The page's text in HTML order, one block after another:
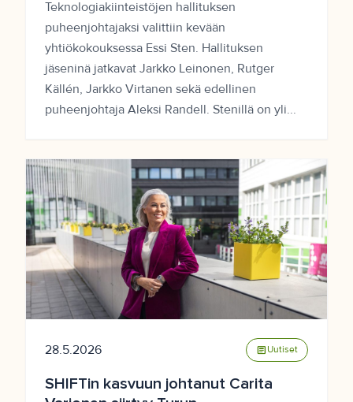
Teknologiakiinteistöjen hallituksen
puheenjohtajaksi valittiin kevään
yhtiökokouksessa Essi Sten. Hallituksen
jäseninä jatkavat Jarkko Leinonen, Rutger
Källén, Jarkko Virtanen sekä edellinen
puheenjohtaja Aleksi Randell. Stenillä on yli...
28.5.2026 article Uutiset
SHIFTin kasvuun johtanut Carita